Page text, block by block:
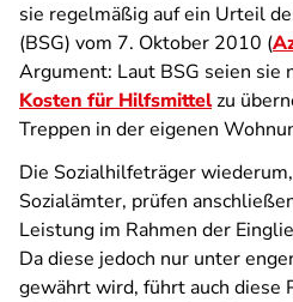
sie regelmäßig auf ein Urteil
(BSG) vom 7. Oktober 2010 (
Argument: Laut BSG seien sie
Kosten für Hilfsmittelzu
Treppen in der eigenen
Die Sozialhilfeträger
Sozialämter, prüfen
Leistung im Rahmen der
Da diese jedoch nur unter
gewährt wird, führt auch diese